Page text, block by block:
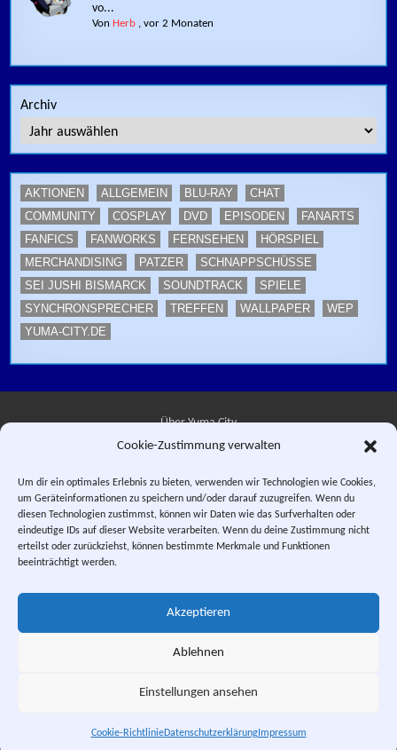
Cookie-Zustimmung verwalten
Um dir ein optimales Erlebnis zu bieten, verwenden wir Technologien wie Cookies,
um Geräteinformationen zu speichern und/oder darauf zuzugreifen. Wenn du
diesen Technologien zustimmst, können wir Daten wie das Surfverhalten oder
eindeutige IDs auf dieser Website verarbeiten. Wenn du deine Zustimmung nicht
erteilst oder zurückziehst, können bestimmte Merkmale und Funktionen
beeinträchtigt werden.
Akzeptieren
Ablehnen
Einstellungen ansehen
Cookie-RichtlinieDatenschutzerklärungImpressum
vo...
Von Herb ,vor 2 Monaten
Archiv
AKTIONEN ALLGEMEIN BLU-RAY
CHAT
COMMUNITY
COSPLAY DVD EPISODEN
FANARTS
FANFICS
FANWORKS FERNSEHEN
HÖRSPIEL
MERCHANDISING
PATZER
SCHNAPPSCHÜSSE
SEI JUSHI BISMARCK
SOUNDTRACK
SPIELE
SYNCHRONSPRECHER
TREFFEN WALLPAPER
WEP
YUMA-CITY.DE
Über Yuma City
Datenschutzerklärung
Impressum
Instagram
E-Mail
RSS-Feed
Bismarck" © 1984 PIERROT.
stated, © Yuma City.
Yuma City. Welcoming Home the Star Sheriffs since 2002.